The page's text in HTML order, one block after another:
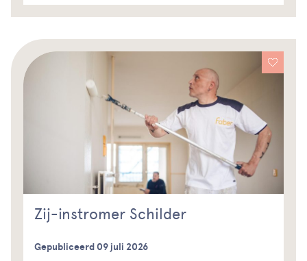
Zij-instromer Schilder
Gepubliceerd 09 juli 2026